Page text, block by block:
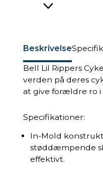
Beskrivelse
Bell Lil Rippers
verden på deres
at give forældre ro i
Specifikationer:
In-Mold
støddæmpende
effektivt.